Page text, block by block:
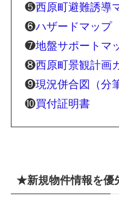
❺西原町避難誘導
❻ハザードマップ
❼地盤サポートマ
❽西原町景観計画
❾現況併合図（分
❿買付証明書
★新規物件情報を優